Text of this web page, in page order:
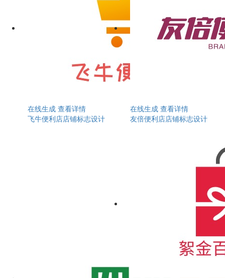
在线生成 查看详情
飞牛便利店店铺标志设计
在线生成 查看详情
友倍便利店店铺标志设计